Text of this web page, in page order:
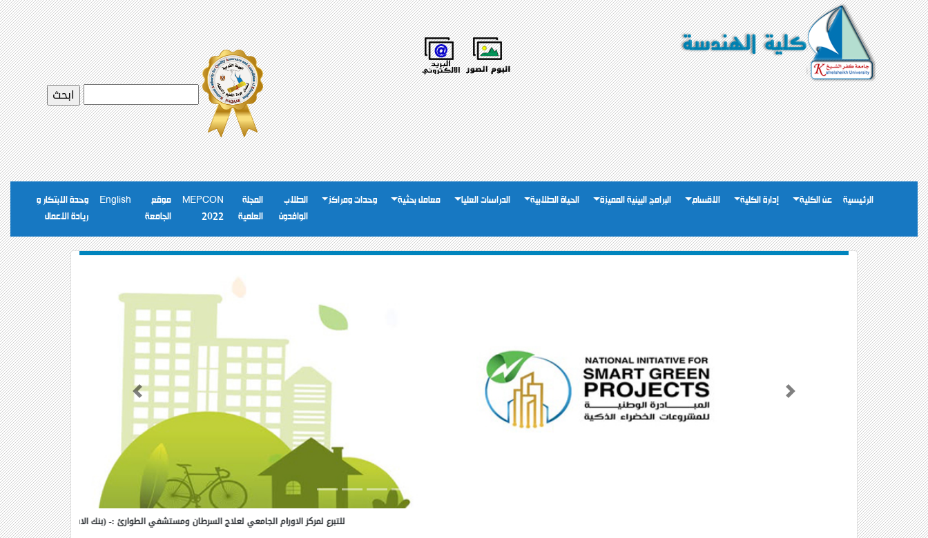
الرئيسية عن الكلية إدارة الكلية الاقسام البرامج البينية المميزة الحياة الطلابية الدراسات العليا معامل بحثية وحدات ومراكز
الطلاب
الوافدون
المجلة
العلمية
MEPCON
2022
موقع
الجامعة
English
وحدة الابتكار و
ريادة الاعمال
Previous Next
للتبرع لمركز الاورام الجامعي لعلاج السرطان ومستشفي الطوارئ :- (بنك الاسكندرية:800800 - بنك مصر:231/1/111111-المصرف المتحد:666666-البنك الاهلي:01000810002-البريد المصري:0900112000559818)فرع كفرالشيخ